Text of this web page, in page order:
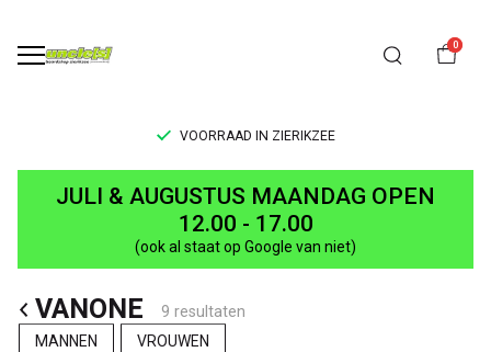
0
VOORRAAD IN ZIERIKZEE
VANONE
UNCLE[S]
Boardshop
JULI & AUGUSTUS MAANDAG OPEN
12.00 - 17.00
(ook al staat op Google van niet)
VANONE
9 resultaten
MANNEN
VROUWEN